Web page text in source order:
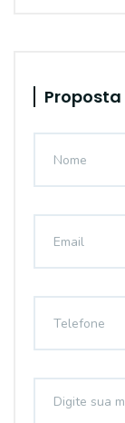
Proposta